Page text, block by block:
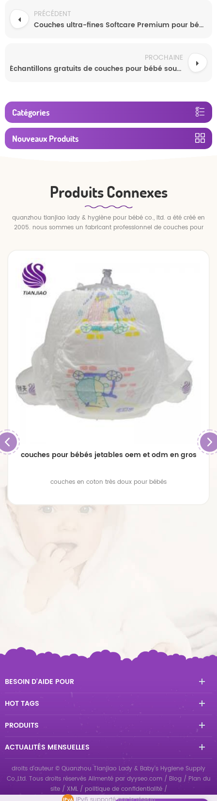
PRÉCÉDENT
Couches ultra-fines Softcare Premium pour bébé, vente en gros
PROCHAINE
Échantillons gratuits de couches pour bébé souples de qualité supérieure, vente en gros en gros, approvisionnement fiable
Catégories
Nouveaux Produits
Produits Connexes
quanzhou tianjiao lady & hygiène pour bébé co., ltd. a été créé en
2005. nous sommes un fabricant professionnel de couches pour
couches pour bébés jetables oem et odm en gros
couches en coton très doux pour bébés
BESOIN D'AIDE POUR
HOT TAGS
PRODUITS
ACTUALITÉS MENSUELLES
droits d'auteur © Quanzhou Tianjiao Lady & Baby's Hygiene Supply
Co.,Ltd. Tous droits réservés Alimenté par dyyseo.com / Blog / Plan du
site/ XML/ politique de confidentialité/